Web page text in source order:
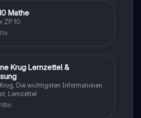
Mathe
ZP 10
Krug Lernzettel &
Die wichtigsten Informationen
Lernzettel
356